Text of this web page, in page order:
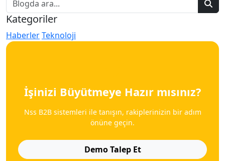
Kategoriler
HaberlerTeknoloji
İşinizi Büyütmeye Hazır mısınız?
Nss B2B sistemleri ile tanışın, rakiplerinizin bir adım
önüne geçin.
Demo Talep Et